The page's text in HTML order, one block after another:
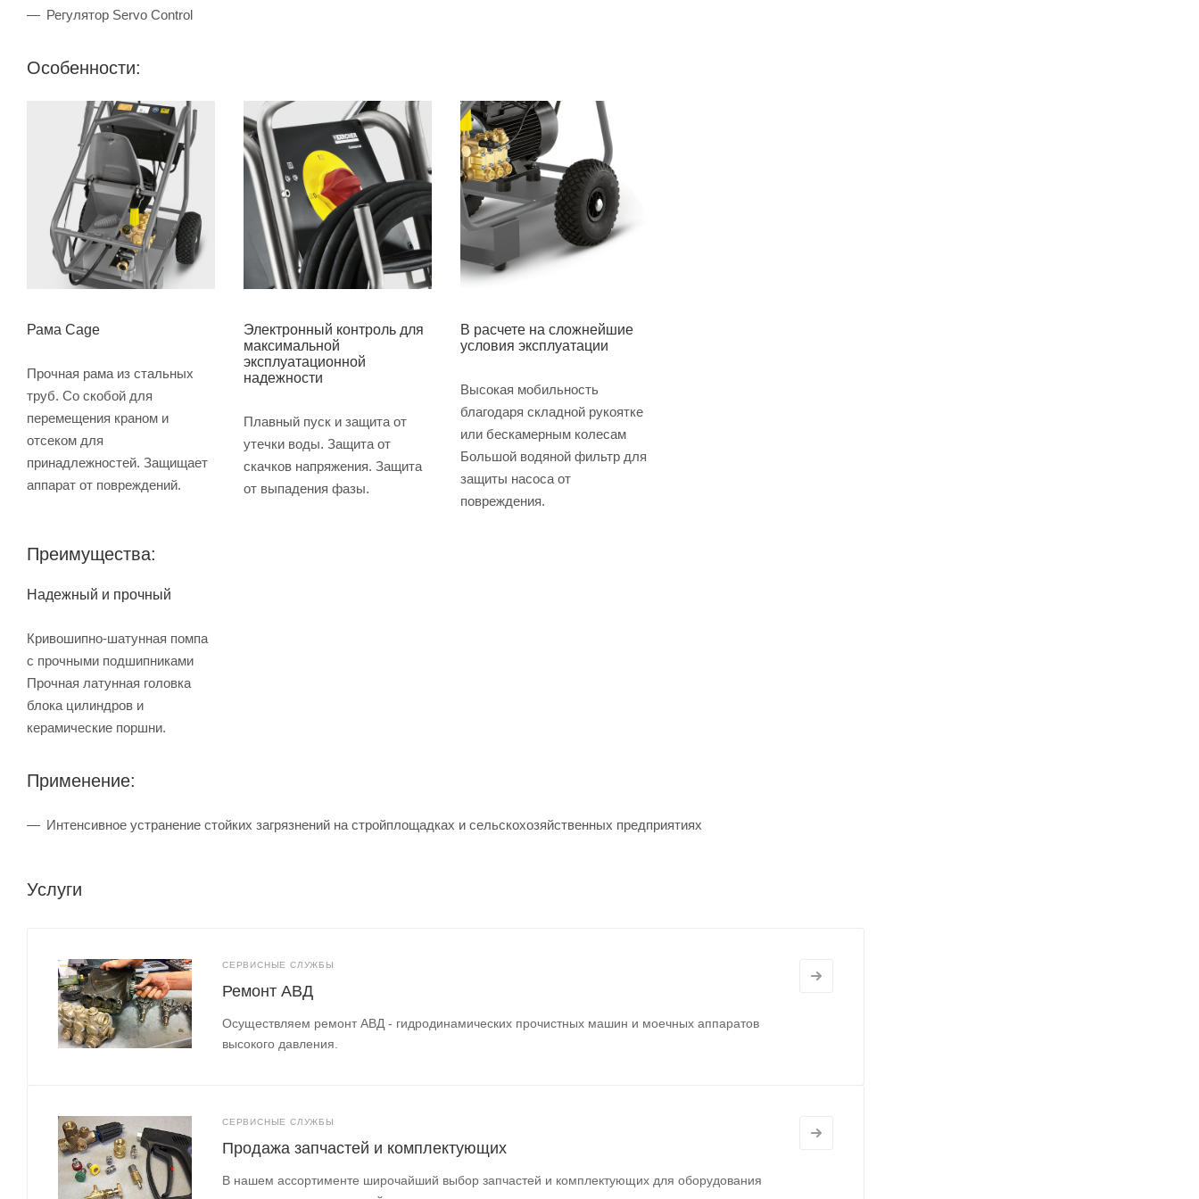
Регулятор Servo Control
Особенности:
Рама Cage
Прочная рама из стальных
труб. Со скобой для
перемещения краном и
отсеком для
принадлежностей. Защищает
аппарат от повреждений.
Электронный контроль для
максимальной
эксплуатационной
надежности
Плавный пуск и защита от
утечки воды. Защита от
скачков напряжения. Защита
от выпадения фазы.
В расчете на сложнейшие
условия эксплуатации
Высокая мобильность
благодаря складной рукоятке
или бескамерным колесам
Большой водяной фильтр для
защиты насоса от
повреждения.
Преимущества:
Надежный и прочный
Кривошипно-шатунная помпа
с прочными подшипниками
Прочная латунная головка
блока цилиндров и
керамические поршни.
Применение:
Интенсивное устранение стойких загрязнений на стройплощадках и сельскохозяйственных предприятиях
Услуги
СЕРВИСНЫЕ СЛУЖБЫ
Ремонт АВД
Осуществляем ремонт АВД - гидродинамических прочистных машин и моечных аппаратов
высокого давления.
СЕРВИСНЫЕ СЛУЖБЫ
Продажа запчастей и комплектующих
В нашем ассортименте широчайший выбор запчастей и комплектующих для оборудования